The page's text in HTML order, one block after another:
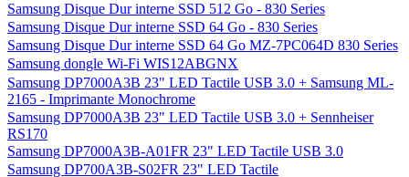
Samsung Disque Dur interne SSD 512 Go - 830 Series
Samsung Disque Dur interne SSD 64 Go - 830 Series
Samsung Disque Dur interne SSD 64 Go MZ-7PC064D 830 Series
Samsung dongle Wi-Fi WIS12ABGNX
Samsung DP7000A3B 23" LED Tactile USB 3.0 + Samsung ML-
2165 - Imprimante Monochrome
Samsung DP7000A3B 23" LED Tactile USB 3.0 + Sennheiser
RS170
Samsung DP7000A3B-A01FR 23" LED Tactile USB 3.0
Samsung DP700A3B-S02FR 23" LED Tactile